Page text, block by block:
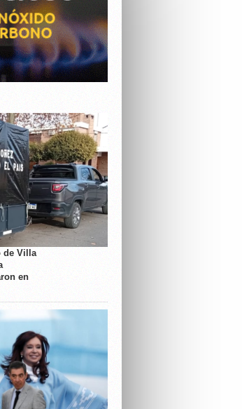
de Villa
en